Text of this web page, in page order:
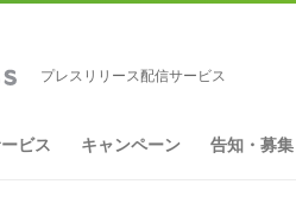
プレスリリース配信サービス
ビス キャンペーン 告知・募集